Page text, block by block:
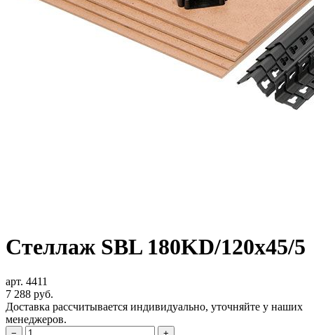
Стеллаж SBL 180KD/120x45/5
арт. 4411
7 288 руб.
Доставка рассчитывается индивидуально, уточняйте у наших
менеджеров.